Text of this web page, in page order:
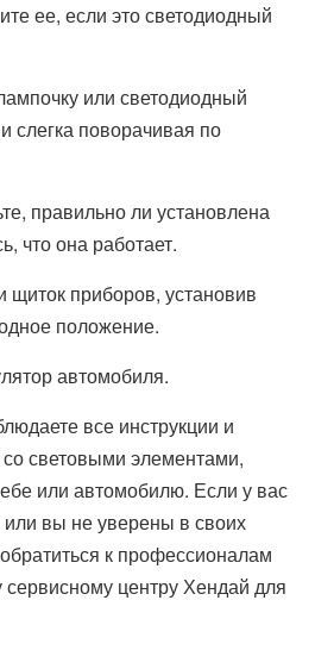
ее, если это светодиодный
или светодиодный
слегка поворачивая по
правильно ли установлена
что она работает.
щиток приборов, установив
положение.
автомобиля.
все инструкции и
световыми элементами,
или автомобилю. Если у вас
или вы не уверены в своих
к профессионалам
центру Хендай для